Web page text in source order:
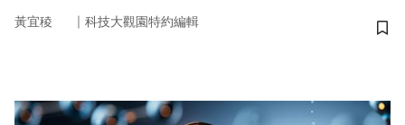
黃宜稜 ｜ 科技大觀園特約編輯
儲